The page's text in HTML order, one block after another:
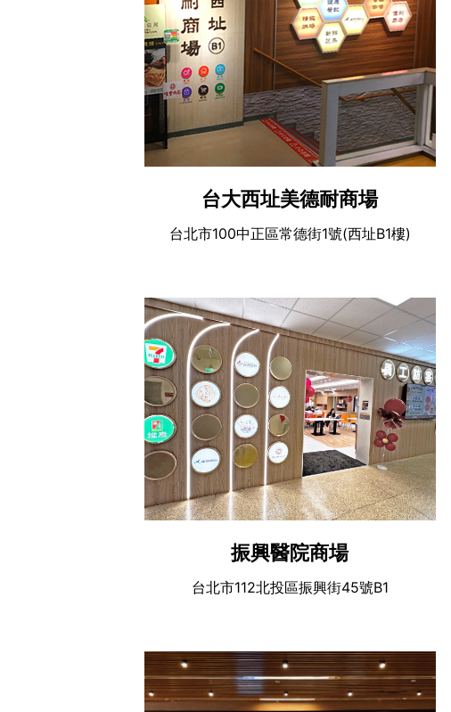
台大西址美德耐商場
台北市100中正區常德街1號(西址B1樓)
振興醫院商場
台北市112北投區振興街45號B1